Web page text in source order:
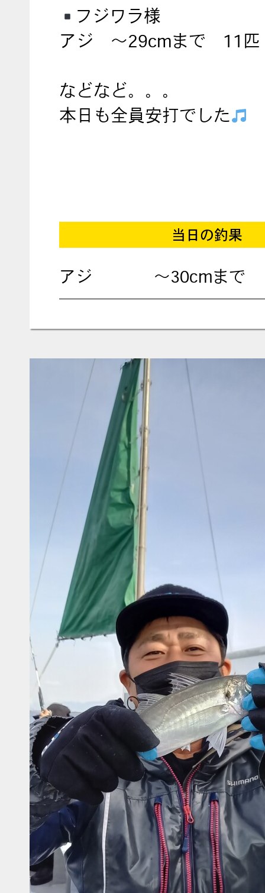
フジワラ様
アジ ～29cmまで 11匹
などなど。。。
本日も全員安打でした
当日の釣果
アジ ～30cmまで